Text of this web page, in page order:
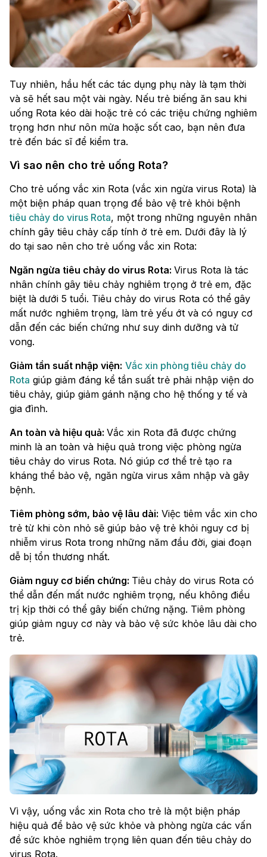
Tuy nhiên, hầu hết các tác dụng phụ này là tạm thời
và sẽ hết sau một vài ngày. Nếu trẻ biếng ăn sau khi
uống Rota kéo dài hoặc trẻ có các triệu chứng nghiêm
trọng hơn như nôn mửa hoặc sốt cao, bạn nên đưa
trẻ đến bác sĩ để kiểm tra.
Vì sao nên cho trẻ uống Rota?
Cho trẻ uống vắc xin Rota (vắc xin ngừa virus Rota) là
một biện pháp quan trọng để bảo vệ trẻ khỏi bệnh
tiêu chảy do virus Rota, một trong những nguyên nhân
chính gây tiêu chảy cấp tính ở trẻ em. Dưới đây là lý
do tại sao nên cho trẻ uống vắc xin Rota:
Ngăn ngừa tiêu chảy do virus Rota: Virus Rota là tác
nhân chính gây tiêu chảy nghiêm trọng ở trẻ em, đặc
biệt là dưới 5 tuổi. Tiêu chảy do virus Rota có thể gây
mất nước nghiêm trọng, làm trẻ yếu ớt và có nguy cơ
dẫn đến các biến chứng như suy dinh dưỡng và tử
vong.
Giảm tần suất nhập viện: Vắc xin phòng tiêu chảy do
Rota giúp giảm đáng kể tần suất trẻ phải nhập viện do
tiêu chảy, giúp giảm gánh nặng cho hệ thống y tế và
gia đình.
An toàn và hiệu quả: Vắc xin Rota đã được chứng
minh là an toàn và hiệu quả trong việc phòng ngừa
tiêu chảy do virus Rota. Nó giúp cơ thể trẻ tạo ra
kháng thể bảo vệ, ngăn ngừa virus xâm nhập và gây
bệnh.
Tiêm phòng sớm, bảo vệ lâu dài: Việc tiêm vắc xin cho
trẻ từ khi còn nhỏ sẽ giúp bảo vệ trẻ khỏi nguy cơ bị
nhiễm virus Rota trong những năm đầu đời, giai đoạn
dễ bị tổn thương nhất.
Giảm nguy cơ biến chứng: Tiêu chảy do virus Rota có
thể dẫn đến mất nước nghiêm trọng, nếu không điều
trị kịp thời có thể gây biến chứng nặng. Tiêm phòng
giúp giảm nguy cơ này và bảo vệ sức khỏe lâu dài cho
trẻ.
Vì vậy, uống vắc xin Rota cho trẻ là một biện pháp
hiệu quả để bảo vệ sức khỏe và phòng ngừa các vấn
đề sức khỏe nghiêm trọng liên quan đến tiêu chảy do
virus Rota.